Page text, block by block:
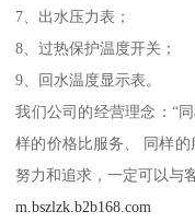
7、出水压力表；
8、过热保护温度开关；
9、回水温度显示表。
我们公司的经营理念：“
样的价格比服务、 同样
努力和追求，一定可以与
m.bszlzk.b2b168.com